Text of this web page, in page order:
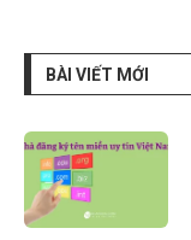
BÀI VIẾT MỚI